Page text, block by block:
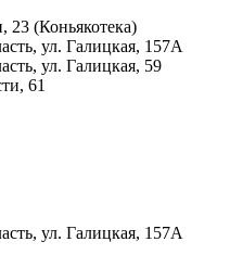
23 (Коньякотека)
ул. Галицкая, 157А
ул. Галицкая, 59
61
ул. Галицкая, 157А